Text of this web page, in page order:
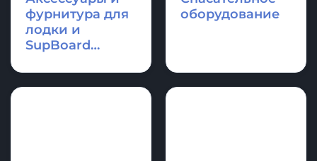
фурнитура для
лодки и
SupBoard
оборудование